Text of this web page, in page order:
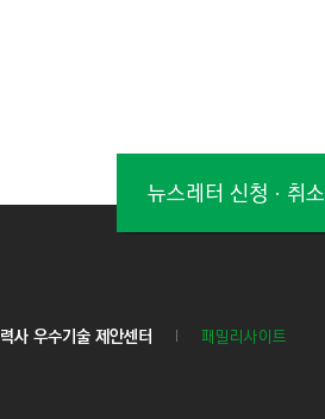
뉴스레터 신청ㆍ취소
사 우수기술 제안센터 패밀리사이트